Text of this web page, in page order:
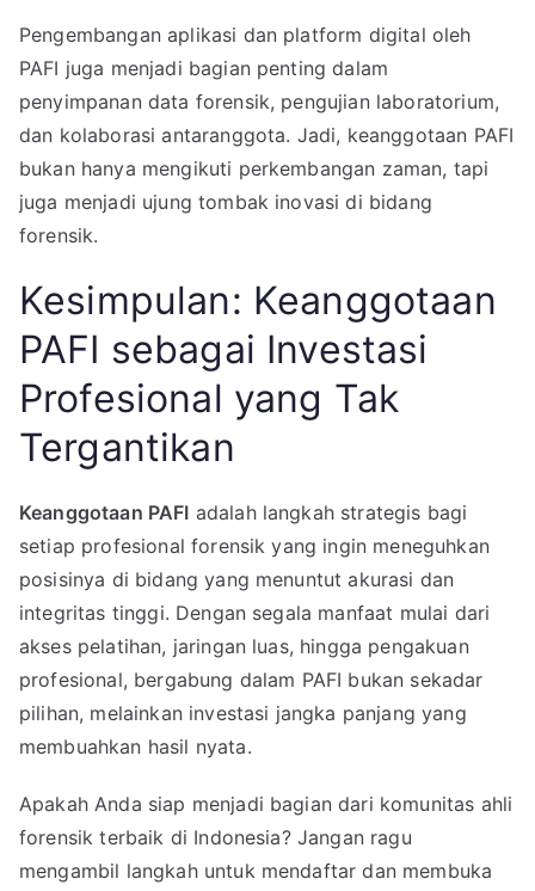
Pengembangan aplikasi dan platform digital oleh
PAFI juga menjadi bagian penting dalam
penyimpanan data forensik, pengujian laboratorium,
dan kolaborasi antaranggota. Jadi, keanggotaan PAFI
bukan hanya mengikuti perkembangan zaman, tapi
juga menjadi ujung tombak inovasi di bidang
forensik.
Kesimpulan: Keanggotaan
PAFI sebagai Investasi
Profesional yang Tak
Tergantikan
Keanggotaan PAFI adalah langkah strategis bagi
setiap profesional forensik yang ingin meneguhkan
posisinya di bidang yang menuntut akurasi dan
integritas tinggi. Dengan segala manfaat mulai dari
akses pelatihan, jaringan luas, hingga pengakuan
profesional, bergabung dalam PAFI bukan sekadar
pilihan, melainkan investasi jangka panjang yang
membuahkan hasil nyata.
Apakah Anda siap menjadi bagian dari komunitas ahli
forensik terbaik di Indonesia? Jangan ragu
mengambil langkah untuk mendaftar dan membuka